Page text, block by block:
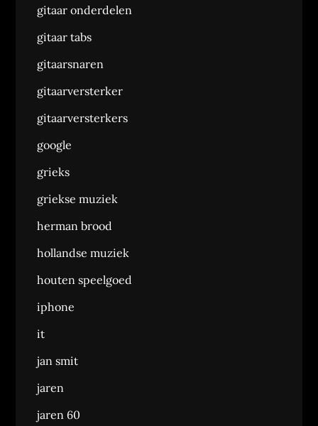
gitaar onderdelen
gitaar tabs
gitaarsnaren
gitaarversterker
gitaarversterkers
google
grieks
griekse muziek
herman brood
hollandse muziek
houten speelgoed
iphone
it
jan smit
jaren
jaren 60